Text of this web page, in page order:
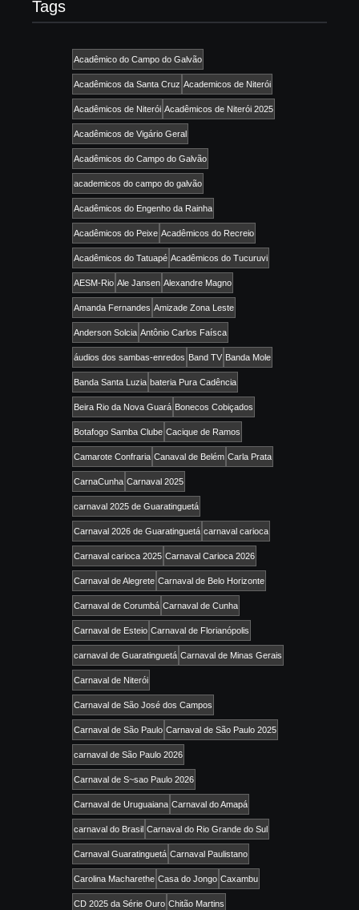
Tags
Acadêmico do Campo do Galvão
Acadêmicos da Santa Cruz Academicos de Niterói
Acadêmicos de Niterói Acadêmicos de Niterói 2025
Acadêmicos de Vigário Geral
Acadêmicos do Campo do Galvão
academicos do campo do galvão
Acadêmicos do Engenho da Rainha
Acadêmicos do Peixe Acadêmicos do Recreio
Acadêmicos do Tatuapé Acadêmicos do Tucuruvi
AESM-Rio Ale Jansen Alexandre Magno
Amanda Fernandes Amizade Zona Leste
Anderson Solcia Antônio Carlos Faísca
áudios dos sambas-enredos Band TV Banda Mole
Banda Santa Luzia bateria Pura Cadência
Beira Rio da Nova Guará Bonecos Cobiçados
Botafogo Samba Clube Cacique de Ramos
Camarote Confraria Canaval de Belém Carla Prata
CarnaCunha Carnaval 2025
carnaval 2025 de Guaratinguetá
Carnaval 2026 de Guaratinguetá carnaval carioca
Carnaval carioca 2025 Carnaval Carioca 2026
Carnaval de Alegrete Carnaval de Belo Horizonte
Carnaval de Corumbá Carnaval de Cunha
Carnaval de Esteio Carnaval de Florianópolis
carnaval de Guaratinguetá Carnaval de Minas Gerais
Carnaval de Niterói
Carnaval de São José dos Campos
Carnaval de São Paulo Carnaval de São Paulo 2025
carnaval de São Paulo 2026
Carnaval de S~sao Paulo 2026
Carnaval de Uruguaiana Carnaval do Amapá
carnaval do Brasil Carnaval do Rio Grande do Sul
Carnaval Guaratinguetá Carnaval Paulistano
Carolina Macharethe Casa do Jongo Caxambu
CD 2025 da Série Ouro Chitão Martins